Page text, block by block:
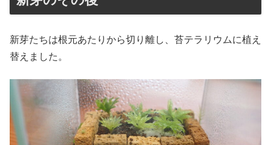
新芽たちは根元あたりから切り離し、苔テラリウムに植え
替えました。